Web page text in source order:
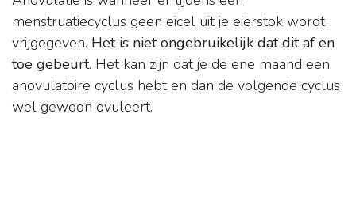
menstruatiecyclus geen eicel uit je eierstok wordt
vrijgegeven. Het is niet ongebruikelijk dat dit af en
toe gebeurt. Het kan zijn dat je de ene maand een
anovulatoire cyclus hebt en dan de volgende cyclus
wel gewoon ovuleert.